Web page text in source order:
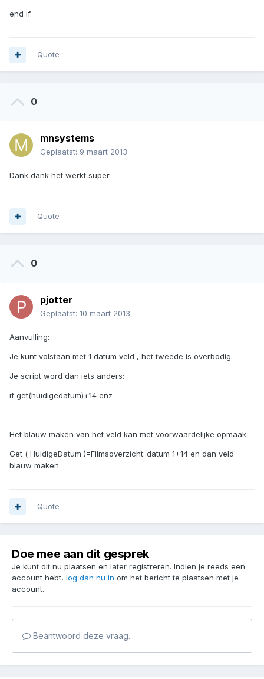
end if
Quote
0
mnsystems
Geplaatst: 9 maart 2013
Dank dank het werkt super
Quote
0
pjotter
Geplaatst: 10 maart 2013
Aanvulling:
Je kunt volstaan met 1 datum veld , het tweede is overbodig.
Je script word dan iets anders:
if get(huidigedatum)+14 enz
Het blauw maken van het veld kan met voorwaardelijke opmaak:
Get ( HuidigeDatum )=Filmsoverzicht::datum 1+14 en dan veld
blauw maken.
Quote
Doe mee aan dit gesprek
Je kunt dit nu plaatsen en later registreren. Indien je reeds een
account hebt, log dan nu in om het bericht te plaatsen met je
account.
Beantwoord deze vraag...